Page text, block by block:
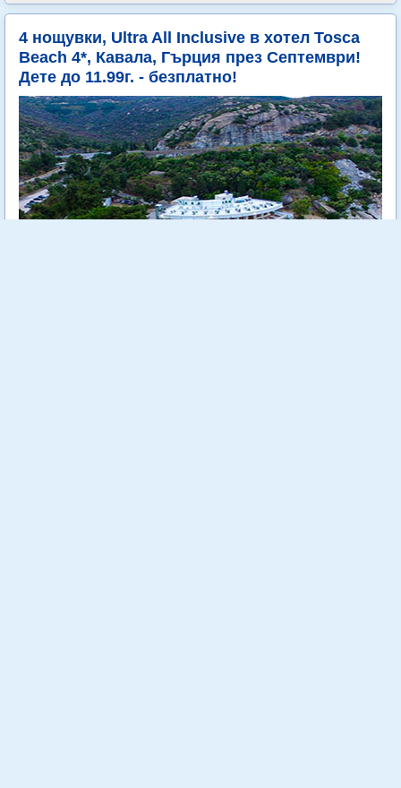
4 нощувки, Ultra All Inclusive в хотел Tosca
Beach 4*, Кавала, Гърция през Септември!
Дете до 11.99г. - безплатно!